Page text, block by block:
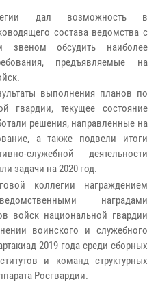
дал возможность в
состава ведомства с
звеном обсудить наиболее
предъявляемые на
выполнения планов по
гвардии, текущее состояние
решения, направленные на
а также подвели итоги
служебной деятельности
задачи на 2020 год.
коллегии награждением
наградами
войск национальной гвардии
воинского и служебного
2019 года среди сборных
и команд структурных
Росгвардии.